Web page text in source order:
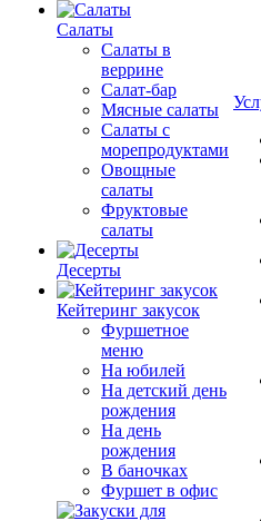
Салаты
Салаты в
веррине
Салат-бар
Мясные салаты
Салаты с
морепродуктами
Овощные
салаты
Фруктовые
салаты
Десерты
Кейтеринг закусок
Фуршетное
меню
На юбилей
На детский день
рождения
На день
рождения
В баночках
Фуршет в офис